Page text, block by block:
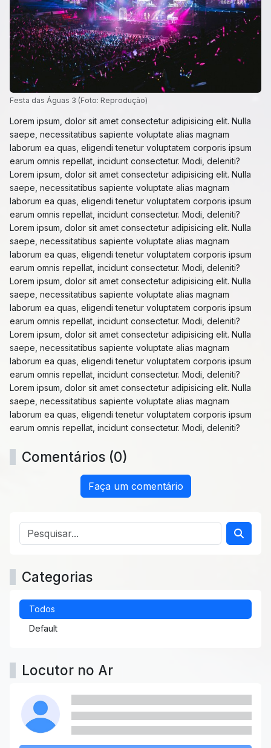
Festa das Águas 3 (Foto: Reprodução)
Lorem ipsum, dolor sit amet consectetur adipisicing elit. Nulla
saepe, necessitatibus sapiente voluptate alias magnam
laborum ea quas, eligendi tenetur voluptatem corporis ipsum
earum omnis repellat, incidunt consectetur. Modi, deleniti?
Lorem ipsum, dolor sit amet consectetur adipisicing elit. Nulla
saepe, necessitatibus sapiente voluptate alias magnam
laborum ea quas, eligendi tenetur voluptatem corporis ipsum
earum omnis repellat, incidunt consectetur. Modi, deleniti?
Lorem ipsum, dolor sit amet consectetur adipisicing elit. Nulla
saepe, necessitatibus sapiente voluptate alias magnam
laborum ea quas, eligendi tenetur voluptatem corporis ipsum
earum omnis repellat, incidunt consectetur. Modi, deleniti?
Lorem ipsum, dolor sit amet consectetur adipisicing elit. Nulla
saepe, necessitatibus sapiente voluptate alias magnam
laborum ea quas, eligendi tenetur voluptatem corporis ipsum
earum omnis repellat, incidunt consectetur. Modi, deleniti?
Lorem ipsum, dolor sit amet consectetur adipisicing elit. Nulla
saepe, necessitatibus sapiente voluptate alias magnam
laborum ea quas, eligendi tenetur voluptatem corporis ipsum
earum omnis repellat, incidunt consectetur. Modi, deleniti?
Lorem ipsum, dolor sit amet consectetur adipisicing elit. Nulla
saepe, necessitatibus sapiente voluptate alias magnam
laborum ea quas, eligendi tenetur voluptatem corporis ipsum
earum omnis repellat, incidunt consectetur. Modi, deleniti?
Comentários (0)
Faça um comentário
Categorias
Todos
Default
Locutor no Ar